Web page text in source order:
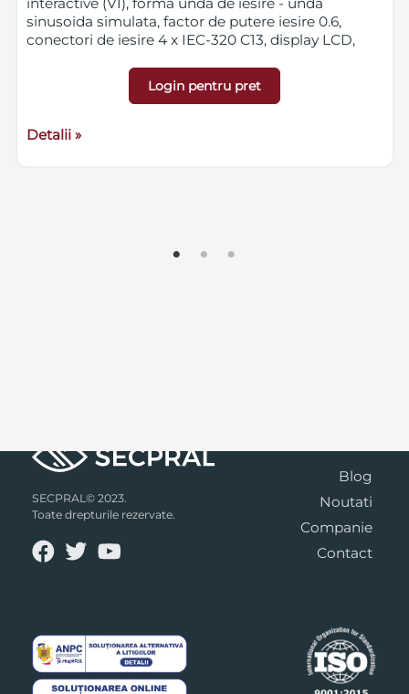
sinusoida simulata, factor de putere iesire 0.6,
conectori de iesire 4 x IEC-320 C13, display LCD,
<40dB, 1 baterie GP07122L instalata, dimensiuni
438 x 230 x 86 mm, greutate 6.5 kg.
Login pentru pret
Detalii »
SECPRAL© 2023.
Toate drepturile rezervate.
Blog
Noutati
Companie
Contact